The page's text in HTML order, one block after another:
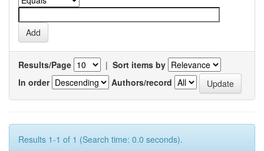
Results/Page | Sort items by
In order
Authors/record
Results 1-1 of 1 (Search time: 0.0 seconds).